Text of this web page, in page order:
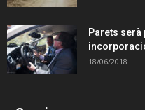
Parets serà
18/06/2018